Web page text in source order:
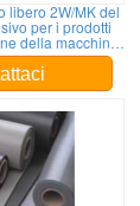
libero 2W/MK del
per i prodotti
della macchina